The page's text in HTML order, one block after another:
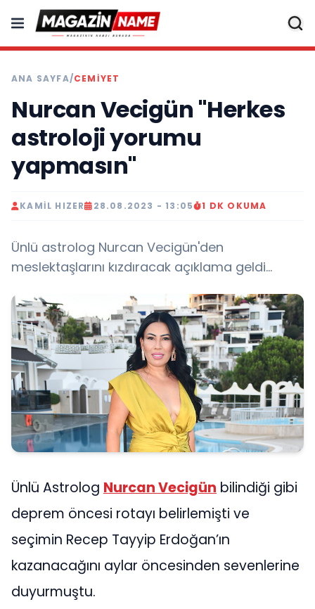
ANA SAYFA/CEMIYET
Nurcan Vecigün "Herkes
astroloji yorumu
yapmasın"
KAMIL HIZER 28.08.2023 - 13:05 1 DK OKUMA
Ünlü astrolog Nurcan Vecigün'den
meslektaşlarını kızdıracak açıklama geldi...
Ünlü Astrolog Nurcan Vecigün bilindiği gibi
deprem öncesi rotayı belirlemişti ve
seçimin Recep Tayyip Erdoğan’ın
kazanacağını aylar öncesinden sevenlerine
duyurmuştu.